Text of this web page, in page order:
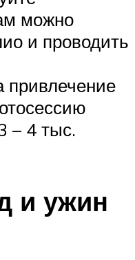
можно
и проводить
привлечение
– 4 тыс.
и ужин